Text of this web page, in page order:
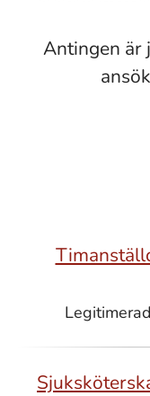
Antingen är